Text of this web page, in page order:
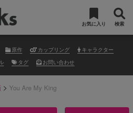
お気に入り 検索
原作 カップリング
キャラクター
タグ お問い合わせ
> You Are My King